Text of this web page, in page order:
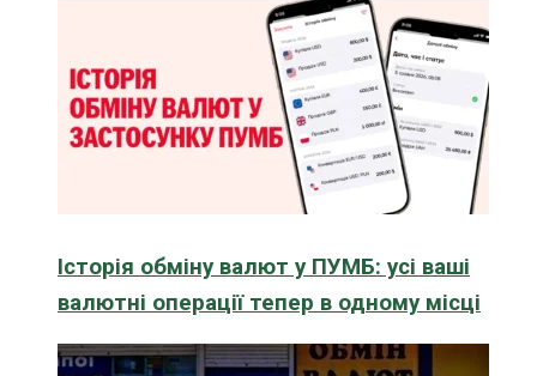
Історія обміну валют у ПУМБ: усі ваші
валютні операції тепер в одному місці